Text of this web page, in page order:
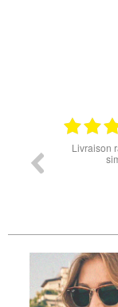
Livraison